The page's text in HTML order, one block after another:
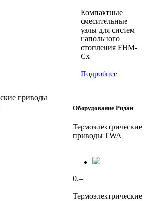
Компактные
смесительные
узлы для систем
напольного
отопления FHM-
Cx
Подробнее
Оборудование Ридан
Термоэлектрические
приводы TWA
0.–
Термоэлектрические